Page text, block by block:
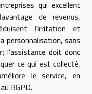
qui excellent
de revenus,
l’irritation et
personnalisation, sans
l’assistance doit donc
ce qui est collecté,
le service, en
RGPD.